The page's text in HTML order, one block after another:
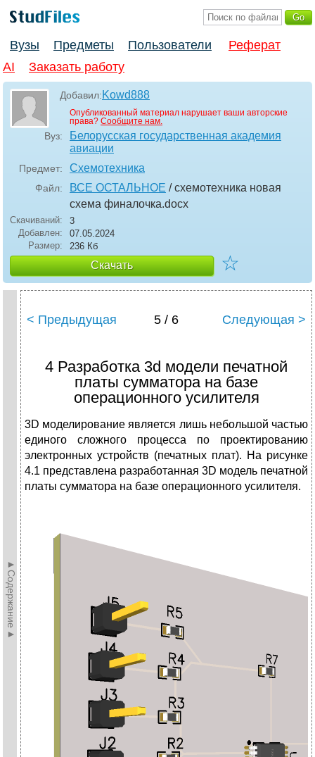
Вузы Предметы Пользователи
Реферат
AI
Заказать работу
Добавил:Kowd888
Опубликованный материал нарушает ваши авторские
права? Сообщите нам.
Вуз:
Белорусская государственная академия
авиации
Предмет: Схемотехника
Файл: ВСЕ ОСТАЛЬНОЕ / схемотехника новая
схема финалочка.docx
Скачиваний:
3
Добавлен:
07.05.2024
Размер:
236 Кб
Скачать ☆
►Содержание►
< Предыдущая 5 / 6 Следующая >
4 Разработка 3d модели печатной
платы сумматора на базе
операционного усилителя
3D моделирование является лишь небольшой частью
единого сложного процесса по проектированию
электронных устройств (печатных плат). На рисунке
4.1 представлена разработанная 3D модель печатной
платы сумматора на базе операционного усилителя.